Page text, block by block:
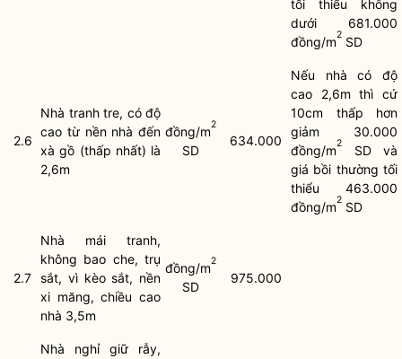
tối thiểu không
dưới 681.000
đồng/m2 SD
2.6
Nhà tranh tre, có độ
cao từ nền nhà đến
xà gồ (thấp nhất) là
2,6m
đồng/m2
SD
634.000
Nếu nhà có độ
cao 2,6m thì cứ
10cm thấp hơn
giảm 30.000
đồng/m2
SD và
giá bồi thường tối
thiểu 463.000
đồng/m2 SD
2.7
Nhà mái tranh,
không bao che, trụ
sắt, vì kèo sắt, nền
xi măng, chiều cao
nhà 3,5m
đồng/m2
SD
975.000
Nhà nghỉ giữ rẫy,